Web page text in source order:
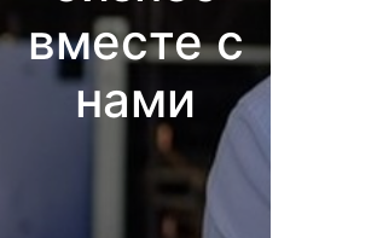
вместе с
нами